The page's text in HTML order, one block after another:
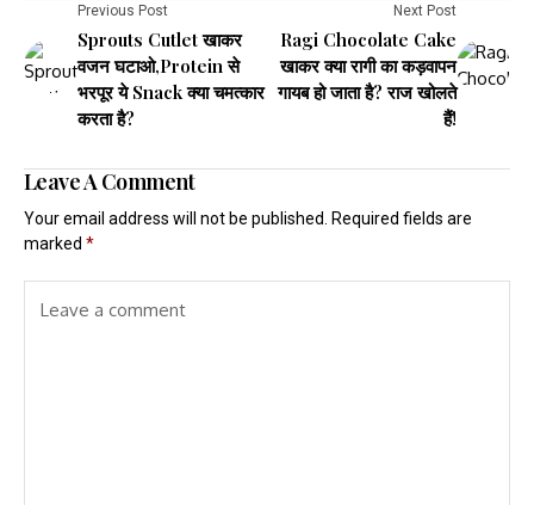
Previous Post
Sprouts Cutlet खाकर
वजन घटाओ,Protein से
भरपूर ये Snack क्या चमत्कार
करता है?
Next Post
Ragi Chocolate Cake
खाकर क्या रागी का कड़वापन
गायब हो जाता है? राज खोलते
हैं!
Leave A Comment
Your email address will not be published. Required fields are
marked *